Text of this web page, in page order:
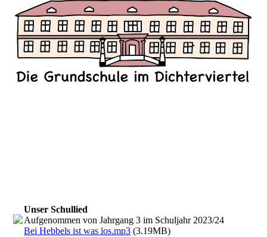
Unser Schullied
Aufgenommen von Jahrgang 3 im Schuljahr 2023/24
Bei Hebbels ist was los.mp3 (3.19MB)